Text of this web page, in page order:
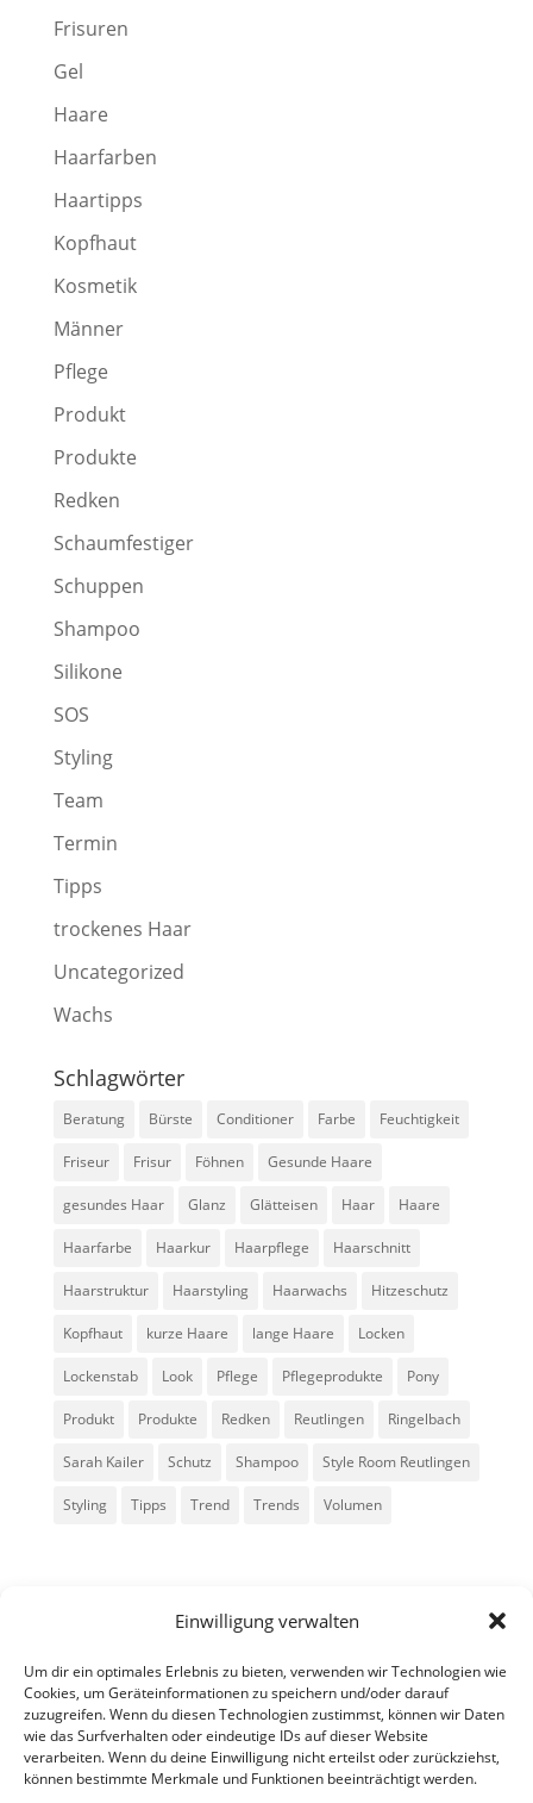
Einwilligung verwalten
Um dir ein optimales Erlebnis zu bieten, verwenden wir Technologien wie
Cookies, um Geräteinformationen zu speichern und/oder darauf
zuzugreifen. Wenn du diesen Technologien zustimmst, können wir Daten
wie das Surfverhalten oder eindeutige IDs auf dieser Website
verarbeiten. Wenn du deine Einwilligung nicht erteilst oder zurückziehst,
können bestimmte Merkmale und Funktionen beeinträchtigt werden.
Frisuren
Gel
Haare
Haarfarben
Haartipps
Kopfhaut
Kosmetik
Männer
Pflege
Produkt
Produkte
Redken
Schaumfestiger
Schuppen
Shampoo
Silikone
SOS
Styling
Team
Termin
Tipps
trockenes Haar
Uncategorized
Wachs
Schlagwörter
Beratung Bürste Conditioner Farbe Feuchtigkeit
Friseur Frisur Föhnen Gesunde Haare
gesundes Haar Glanz Glätteisen Haar Haare
Haarfarbe Haarkur Haarpflege Haarschnitt
Haarstruktur Haarstyling Haarwachs Hitzeschutz
Kopfhaut kurze Haare lange Haare Locken
Lockenstab Look Pflege Pflegeprodukte Pony
Produkt Produkte Redken Reutlingen Ringelbach
Sarah Kailer Schutz Shampoo Style Room Reutlingen
Styling Tipps Trend Trends Volumen
Alle Rechte vorbehalten - Sarah Kailer